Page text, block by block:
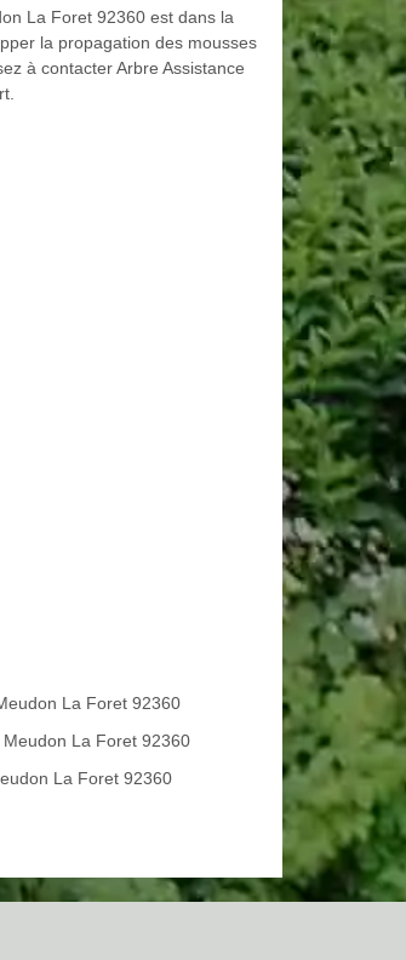
La Foret 92360 est dans la
la propagation des mousses
à contacter Arbre Assistance
La Foret 92360
La Foret 92360
La Foret 92360